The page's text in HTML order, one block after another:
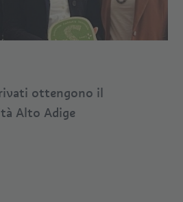
ottengono il
Alto Adige